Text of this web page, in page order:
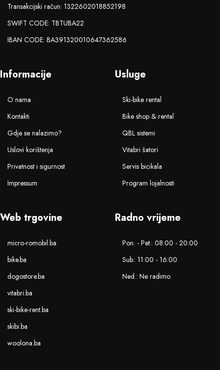
Transakcijski račun: 1322602018852198
SWIFT CODE: TBTUBA22
IBAN CODE: BA391320010647362586
Informacije
O nama
Kontakti
Gdje se nalazimo?
Uslovi korištenja
Privatnost i sigurnost
Impressum
Usluge
Ski-bike rental
Bike shop & rental
QBL sistemi
Vitabri šatori
Servis bicikala
Program lojalnosti
Web trgovine
micro-romobil.ba
bike.ba
dogostore.ba
vitabri.ba
ski-bike-rent.ba
skibi.ba
woolona.ba
Radno vrijeme
Pon. - Pet.: 08:00 - 20:00
Sub.: 11:00 - 16:00
Ned.: Ne radimo